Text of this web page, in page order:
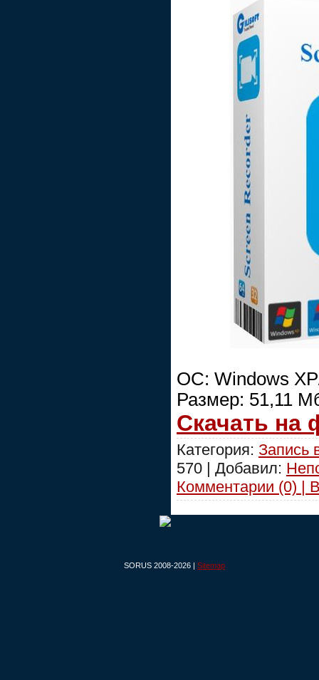
ОС: Windows
Размер: 51,11
Скачать на
Категория: Запись
570 | Добавил:
Комментарии (0) |
SORUS 2008-2026 | Sitemap